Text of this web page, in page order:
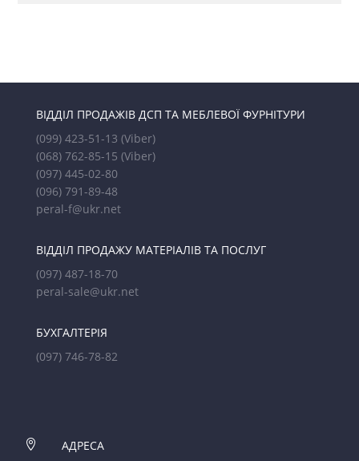
ВІДДІЛ ПРОДАЖІВ ДСП ТА МЕБЛЕВОЇ ФУРНІТУРИ
(099) 423-51-13 (Viber)
(068) 762-85-15 (Viber)
(097) 445-02-80
(096) 791-89-48
peral-f@ukr.net
ВІДДІЛ ПРОДАЖУ МАТЕРІАЛІВ ТА ПОСЛУГ
(097) 487-18-70
peral-sale@ukr.net
БУХГАЛТЕРІЯ
(097) 746-78-82

АДРЕСА